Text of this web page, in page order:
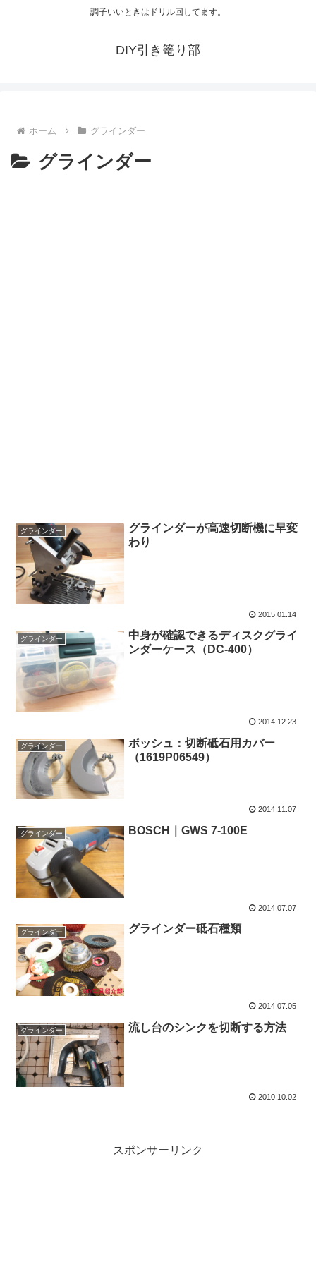
調子いいときはドリル回してます。
DIY引き篭り部
ホーム グラインダー
グラインダー
グラインダー
グラインダーが高速切断機に早変
わり
2015.01.14
グラインダー
中身が確認できるディスクグライ
ンダーケース（DC-400）
2014.12.23
グラインダー
ボッシュ：切断砥石用カバー
（1619P06549）
2014.11.07
グラインダー BOSCH｜GWS 7-100E
2014.07.07
グラインダー グラインダー砥石種類
2014.07.05
グラインダー 流し台のシンクを切断する方法
2010.10.02
スポンサーリンク